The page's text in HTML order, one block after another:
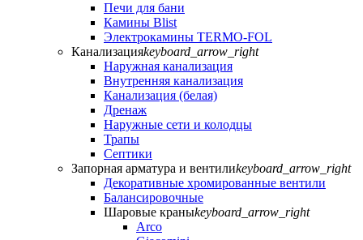
Печи для бани
Камины Blist
Электрокамины TERMO-FOL
Канализацияkeyboard_arrow_right
Наружная канализация
Внутренняя канализация
Канализация (белая)
Дренаж
Наружные сети и колодцы
Трапы
Септики
Запорная арматура и вентилиkeyboard_arrow_right
Декоративные хромированные вентили
Балансировочные
Шаровые краныkeyboard_arrow_right
Arco